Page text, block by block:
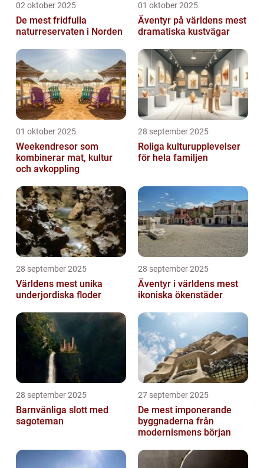
02 oktober 2025
De mest fridfulla
naturreservaten i Norden
01 oktober 2025
Äventyr på världens mest
dramatiska kustvägar
01 oktober 2025
Weekendresor som
kombinerar mat, kultur
och avkoppling
28 september 2025
Roliga kulturupplevelser
för hela familjen
28 september 2025
Världens mest unika
underjordiska floder
28 september 2025
Äventyr i världens mest
ikoniska ökenstäder
28 september 2025
Barnvänliga slott med
sagoteman
27 september 2025
De mest imponerande
byggnaderna från
modernismens början